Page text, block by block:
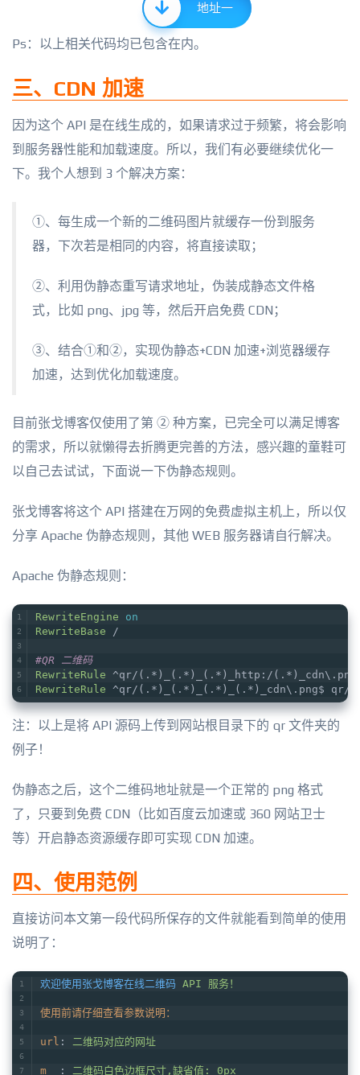
地址一
Ps：以上相关代码均已包含在内。
三、CDN 加速
因为这个 API 是在线生成的，如果请求过于频繁，将会影响
到服务器性能和加载速度。所以，我们有必要继续优化一
下。我个人想到 3 个解决方案：
①、每生成一个新的二维码图片就缓存一份到服务
器，下次若是相同的内容，将直接读取；
②、利用伪静态重写请求地址，伪装成静态文件格
式，比如 png、jpg 等，然后开启免费 CDN；
③、结合①和②，实现伪静态+CDN 加速+浏览器缓存
加速，达到优化加载速度。
目前张戈博客仅使用了第 ② 种方案，已完全可以满足博客
的需求，所以就懒得去折腾更完善的方法，感兴趣的童鞋可
以自己去试试，下面说一下伪静态规则。
张戈博客将这个 API 搭建在万网的免费虚拟主机上，所以仅
分享 Apache 伪静态规则，其他 WEB 服务器请自行解决。
Apache 伪静态规则：
RewriteEngine
on
RewriteBase /
#QR 二维码
RewriteRule ^qr/(.*)_(.*)_(.*)_http:/(.*)_cdn\.png$
RewriteRule ^qr/(.*)_(.*)_(.*)_(.*)_cdn\.png$ qr/
注：以上是将 API 源码上传到网站根目录下的 qr 文件夹的
例子！
伪静态之后，这个二维码地址就是一个正常的 png 格式
了，只要到免费 CDN（比如百度云加速或 360 网站卫士
等）开启静态资源缓存即可实现 CDN 加速。
四、使用范例
直接访问本文第一段代码所保存的文件就能看到简单的使用
说明了：
欢迎使用张戈博客在线二维码 API 服务！
使用前请仔细查看参数说明：
url : 二维码对应的网址
m
  :
二维码白色边框尺寸,缺省值: 0px